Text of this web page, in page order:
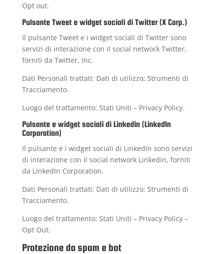
Opt out.
Pulsante Tweet e widget sociali di Twitter (X Corp.)
Il pulsante Tweet e i widget sociali di Twitter sono
servizi di interazione con il social network Twitter,
forniti da Twitter, Inc.
Dati Personali trattati: Dati di utilizzo; Strumenti di
Tracciamento.
Luogo del trattamento: Stati Uniti – Privacy Policy.
Pulsante e widget sociali di Linkedin (LinkedIn
Corporation)
Il pulsante e i widget sociali di LinkedIn sono servizi
di interazione con il social network Linkedin, forniti
da LinkedIn Corporation.
Dati Personali trattati: Dati di utilizzo; Strumenti di
Tracciamento.
Luogo del trattamento: Stati Uniti – Privacy Policy–
Opt Out.
Protezione da spam e bot